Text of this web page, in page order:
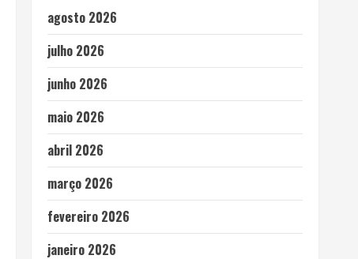
agosto 2026
julho 2026
junho 2026
maio 2026
abril 2026
março 2026
fevereiro 2026
janeiro 2026